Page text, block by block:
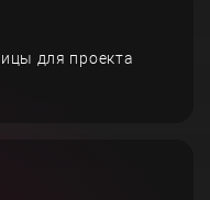
для проекта